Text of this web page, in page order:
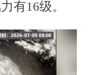
有16级。